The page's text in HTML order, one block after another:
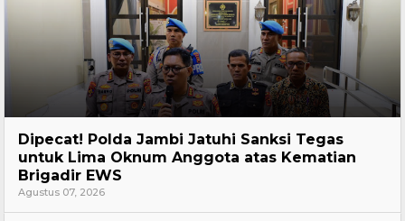
Dipecat! Polda Jambi Jatuhi Sanksi Tegas
untuk Lima Oknum Anggota atas Kematian
Brigadir EWS
Agustus 07, 2026